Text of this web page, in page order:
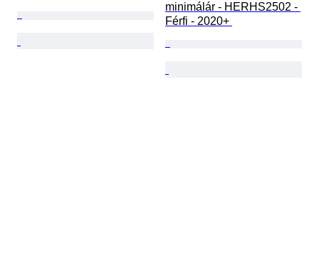
minimálár - HERHS2502 -
Férfi - 2020+